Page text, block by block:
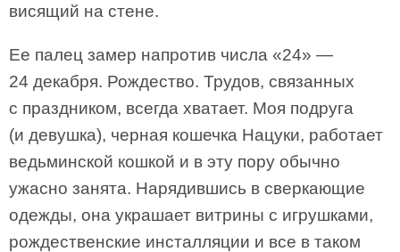
висящий на стене.
Ее палец замер напротив числа «24» —
24 декабря. Рождество. Трудов, связанных
с праздником, всегда хватает. Моя подруга
(и девушка), черная кошечка Нацуки, работает
ведьминской кошкой и в эту пору обычно
ужасно занята. Нарядившись в сверкающие
одежды, она украшает витрины с игрушками,
рождественские инсталляции и все в таком